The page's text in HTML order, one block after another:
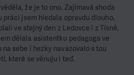
že je to ono. Zajímavá shoda
práci jsem hledala opravdu dlouho,
ve stejný den z Ledovce i z Tísně,
dělala asistentku pedagoga ve
sebe i hezky navazovalo s tou
které se věnuju i teď.